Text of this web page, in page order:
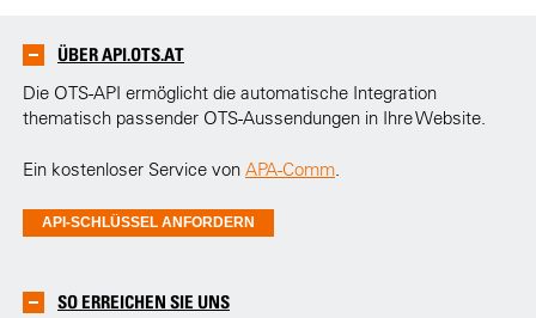
ÜBER API.OTS.AT
Die OTS-API ermöglicht die automatische Integration
thematisch passender OTS-Aussendungen in Ihre Website.
Ein kostenloser Service von APA-Comm
API-SCHLÜSSEL ANFORDERN
SO ERREICHEN SIE UNS